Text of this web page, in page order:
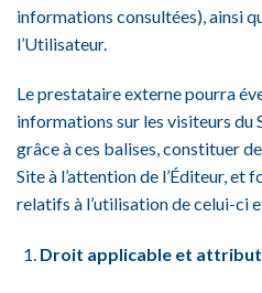
informations consultées), ainsi
l’Utilisateur.
Le prestataire externe pourra
informations sur les visiteurs du
grâce à ces balises, constituer
Site à l’attention de l’Éditeur, et
relatifs à l’utilisation de celui-ci
Droit applicable et